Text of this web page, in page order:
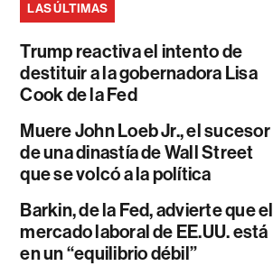
LAS ÚLTIMAS
Trump reactiva el intento de
destituir a la gobernadora Lisa
Cook de la Fed
Muere John Loeb Jr., el sucesor
de una dinastía de Wall Street
que se volcó a la política
Barkin, de la Fed, advierte que el
mercado laboral de EE.UU. está
en un “equilibrio débil”